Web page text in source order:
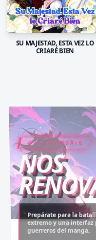
SU MAJESTAD, ESTA VEZ LO
CRIARÉ BIEN
V 2.0 UPDATE
NOS
Prepárate para la
extremo y una interfaz
guerreros del manga.
COIN RUSH
Desbloquea capítulos
y accede al contenido
ELITE PASS
Asciende al rango
descargas infinitas y